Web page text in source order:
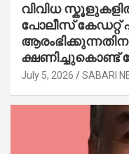
വിവിധ
പോലീസ് കേഡറ്റ്
ക്ഷണിച്ചുകൊണ്ട്
July 5, 2026 SABARI